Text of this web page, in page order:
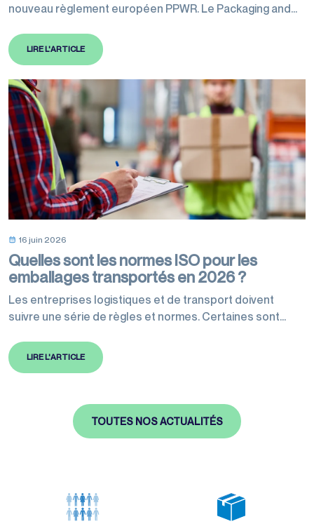
nouveau règlement européen PPWR. Le Packaging and
matière d’emballages au niveau européen afin de réduire
radicalement l’impact environnemental du continent à
l’horizon 2050. Cette réglementation va affecter toutes
les entreprises de l’Union européenne en lien avec
l’emballage, quelles…
LIRE L'ARTICLE
16 juin 2026
Quelles sont les normes ISO pour les
emballages transportés en 2026 ?
Les entreprises logistiques et de transport doivent
suivre une série de règles et normes. Certaines sont
garantir des exigences de qualité. Les normes ISO
définissent les meilleures pratiques à suivre et sont
en 2026 concernant les emballages et leur transport.
Celles-ci encadrent…
LIRE L'ARTICLE
TOUTES NOS ACTUALITÉS